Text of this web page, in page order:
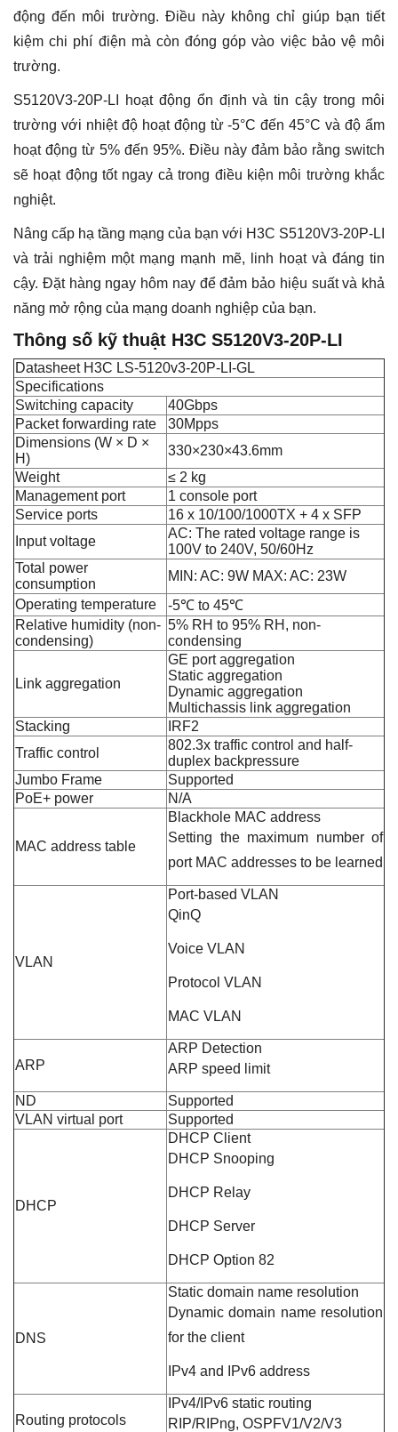
động đến môi trường. Điều này không chỉ giúp bạn tiết
kiệm chi phí điện mà còn đóng góp vào việc bảo vệ môi
trường.
S5120V3-20P-LI hoạt động ổn định và tin cậy trong môi
trường với nhiệt độ hoạt động từ -5°C đến 45°C và độ ẩm
hoạt động từ 5% đến 95%. Điều này đảm bảo rằng switch
sẽ hoạt động tốt ngay cả trong điều kiện môi trường khắc
nghiệt.
Nâng cấp hạ tầng mạng của bạn với H3C S5120V3-20P-LI
và trải nghiệm một mạng mạnh mẽ, linh hoạt và đáng tin
cậy. Đặt hàng ngay hôm nay để đảm bảo hiệu suất và khả
năng mở rộng của mạng doanh nghiệp của bạn.
Thông số kỹ thuật H3C S5120V3-20P-LI
Datasheet H3C LS-5120v3-20P-LI-GL
Specifications
Switching capacity
40Gbps
Packet forwarding rate
30Mpps
Dimensions (W × D ×
H)
330×230×43.6mm
Weight
≤ 2 kg
Management port
1 console port
Service ports
16 x 10/100/1000TX + 4 x SFP
Input voltage
AC: The rated voltage range is
100V to 240V, 50/60Hz
Total power
consumption
MIN: AC: 9W MAX: AC: 23W
Operating temperature
-5℃ to 45℃
Relative humidity (non-
condensing)
5% RH to 95% RH, non-
condensing
Link aggregation
GE port aggregation
Static aggregation
Dynamic aggregation
Multichassis link aggregation
Stacking
IRF2
Traffic control
802.3x traffic control and half-
duplex backpressure
Jumbo Frame
Supported
PoE+ power
N/A
MAC address table
Blackhole MAC address
Setting the maximum number of
port MAC addresses to be learned
VLAN
Port-based VLAN
QinQ
Voice VLAN
Protocol VLAN
MAC VLAN
ARP
ARP Detection
ARP speed limit
ND
Supported
VLAN virtual port
Supported
DHCP
DHCP Client
DHCP Snooping
DHCP Relay
DHCP Server
DHCP Option 82
DNS
Static domain name resolution
Dynamic domain name resolution
for the client
IPv4 and IPv6 address
Routing protocols
IPv4/IPv6 static routing
RIP/RIPng, OSPFV1/V2/V3